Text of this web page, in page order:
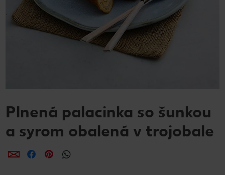
Plnená palacinka so šunkou
a syrom obalená v trojobale
ZdieľaťZdieľaťZdieľať